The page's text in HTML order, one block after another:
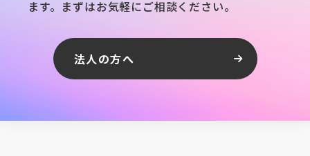
ます。まずはお気軽にご相談ください。
法人の方へ